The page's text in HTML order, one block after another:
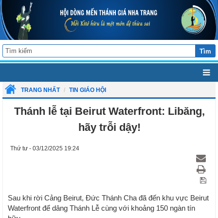
Tìm
TRANG NHẤT TIN GIÁO HỘI
Thánh lễ tại Beirut Waterfront: Libăng,
hãy trỗi dậy!
Thứ tư - 03/12/2025 19:24
Sau khi rời Cảng Beirut, Đức Thánh Cha đã đến khu vực Beirut
Waterfront để dâng Thánh Lễ cùng với khoảng 150 ngàn tín